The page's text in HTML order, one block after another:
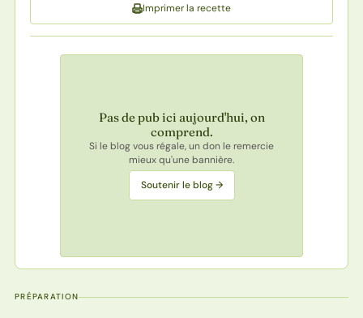
Imprimer la recette
Pas de pub ici aujourd'hui, on
comprend.
Si le blog vous régale, un don le remercie
mieux qu'une bannière.
Soutenir le blog →
PRÉPARATION